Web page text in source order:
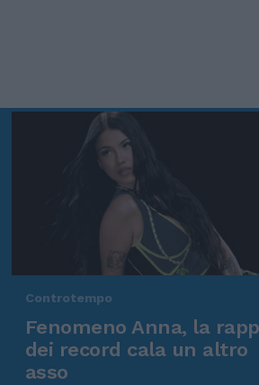
Controtempo
Fenomeno Anna, la
dei record cala un altro
asso